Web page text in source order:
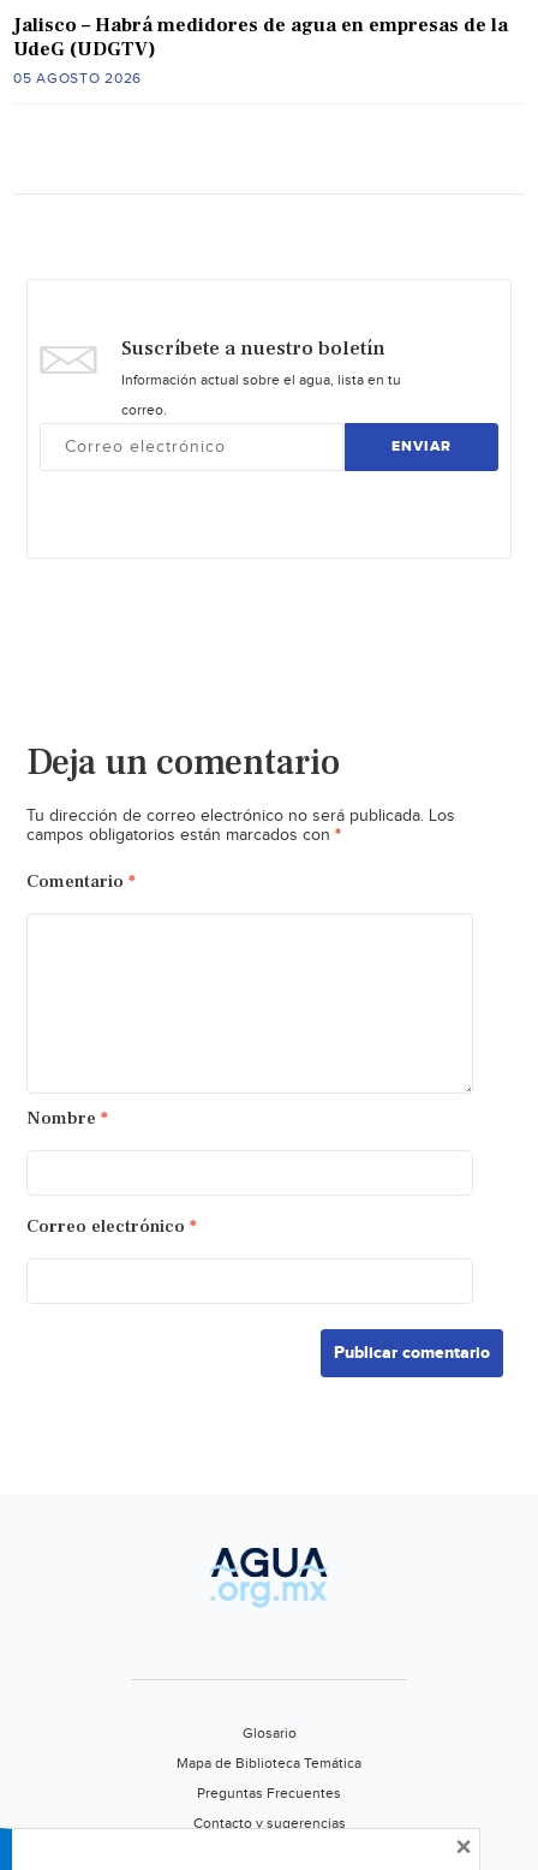
Jalisco – Habrá medidores de agua en empresas de la
UdeG (UDGTV)
05 AGOSTO 2026
Suscríbete a nuestro boletín
Información actual sobre el agua, lista en tu
correo.
ENVIAR
Deja un comentario
Tu dirección de correo electrónico no será publicada. Los
campos obligatorios están marcados con *
Comentario *
Nombre *
Correo electrónico *
Glosario
Mapa de Biblioteca Temática
Preguntas Frecuentes
Contacto y sugerencias
×